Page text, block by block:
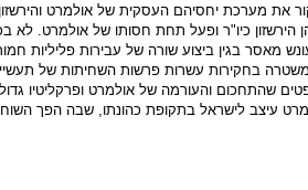
את מערכת יחסיהם העסקית של אולמרט
כיו"ר ופעל תחת חסותו של אולמרט. לא
מאסר בגין ביצוע שורה של עבירות פליליות
בחקירות עשרות פרשות השחיתות של
שהתחכום והעורמה של אולמרט ופרקליטיו
עיצב לישראל בתקופת כהונתו, שבה הפך